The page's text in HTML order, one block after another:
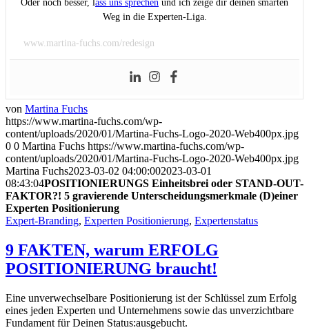
Oder noch besser, lass uns sprechen und ich zeige dir deinen smarten
Weg in die Experten-Liga.
www.martina-fuchs.com/redesign
von Martina Fuchs
https://www.martina-fuchs.com/wp-
content/uploads/2020/01/Martina-Fuchs-Logo-2020-Web400px.jpg
0 0 Martina Fuchs https://www.martina-fuchs.com/wp-
content/uploads/2020/01/Martina-Fuchs-Logo-2020-Web400px.jpg
Martina Fuchs2023-03-02 04:00:002023-03-01
08:43:04POSITIONIERUNGS Einheitsbrei oder STAND-OUT-
FAKTOR?! 5 gravierende Unterscheidungsmerkmale (D)einer
Experten Positionierung
Expert-Branding, Experten Positionierung, Expertenstatus
9 FAKTEN, warum ERFOLG
POSITIONIERUNG braucht!
Eine unverwechselbare Positionierung ist der Schlüssel zum Erfolg
eines jeden Experten und Unternehmens sowie das unverzichtbare
Fundament für Deinen Status:ausgebucht.